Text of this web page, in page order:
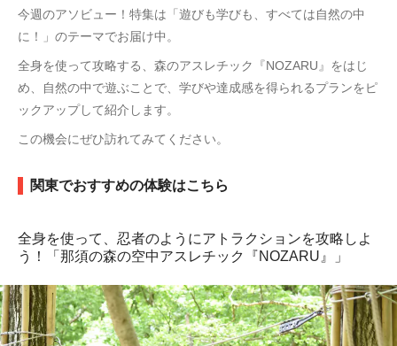
​今週のアソビュー！特集は「遊びも学びも、すべては自然の中
に！」のテーマでお届け中。
全身を使って攻略する、森のアスレチック『NOZARU』をはじ
め、自然の中で遊ぶことで、学びや達成感を得られるプランをピ
ックアップして紹介します。
この機会にぜひ訪れてみてください。
関東でおすすめの体験はこちら
全身を使って、忍者のようにアトラクションを攻略しよ
う！「那須の森の空中アスレチック『NOZARU』」